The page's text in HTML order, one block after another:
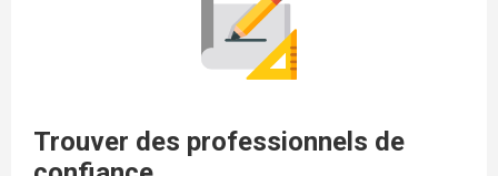
Trouver des professionnels de